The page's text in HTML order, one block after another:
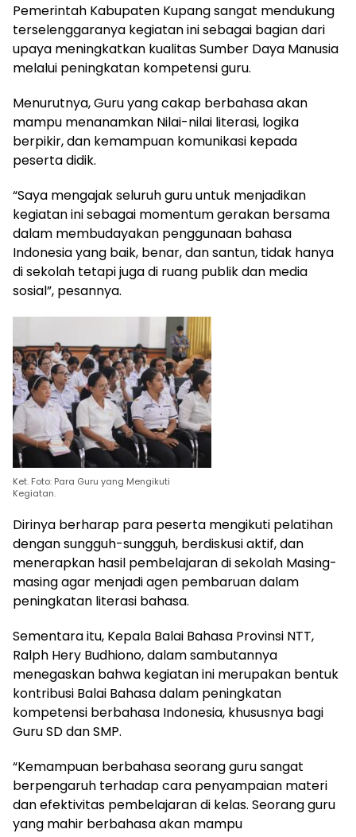
Pemerintah Kabupaten Kupang sangat mendukung
terselenggaranya kegiatan ini sebagai bagian dari
upaya meningkatkan kualitas Sumber Daya Manusia
melalui peningkatan kompetensi guru.
Menurutnya, Guru yang cakap berbahasa akan
mampu menanamkan Nilai-nilai literasi, logika
berpikir, dan kemampuan komunikasi kepada
peserta didik.
“Saya mengajak seluruh guru untuk menjadikan
kegiatan ini sebagai momentum gerakan bersama
dalam membudayakan penggunaan bahasa
Indonesia yang baik, benar, dan santun, tidak hanya
di sekolah tetapi juga di ruang publik dan media
sosial”, pesannya.
Ket. Foto: Para Guru yang Mengikuti
Kegiatan.
Dirinya berharap para peserta mengikuti pelatihan
dengan sungguh-sungguh, berdiskusi aktif, dan
menerapkan hasil pembelajaran di sekolah Masing-
masing agar menjadi agen pembaruan dalam
peningkatan literasi bahasa.
Sementara itu, Kepala Balai Bahasa Provinsi NTT,
Ralph Hery Budhiono, dalam sambutannya
menegaskan bahwa kegiatan ini merupakan bentuk
kontribusi Balai Bahasa dalam peningkatan
kompetensi berbahasa Indonesia, khususnya bagi
Guru SD dan SMP.
“Kemampuan berbahasa seorang guru sangat
berpengaruh terhadap cara penyampaian materi
dan efektivitas pembelajaran di kelas. Seorang guru
yang mahir berbahasa akan mampu